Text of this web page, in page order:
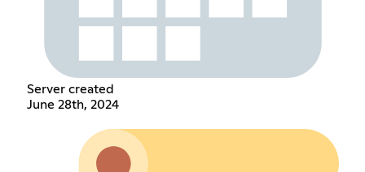
Server created
June 28th, 2024